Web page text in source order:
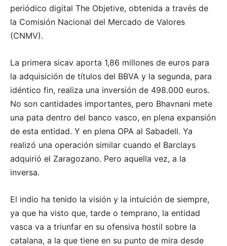
periódico digital The Objetive, obtenida a través de
la Comisión Nacional del Mercado de Valores
(CNMV).
La primera sicav aporta 1,86 millones de euros para
la adquisición de títulos del BBVA y la segunda, para
idéntico fin, realiza una inversión de 498.000 euros.
No son cantidades importantes, pero Bhavnani mete
una pata dentro del banco vasco, en plena expansión
de esta entidad. Y en plena OPA al Sabadell. Ya
realizó una operación similar cuando el Barclays
adquirió el Zaragozano. Pero aquella vez, a la
inversa.
El indio ha tenido la visión y la intuición de siempre,
ya que ha visto que, tarde o temprano, la entidad
vasca va a triunfar en su ofensiva hostil sobre la
catalana, a la que tiene en su punto de mira desde